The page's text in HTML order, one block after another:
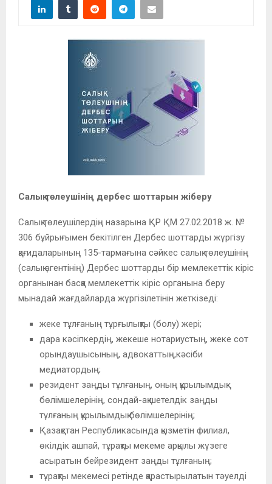
Салық төлеушінің дербес шоттарын жіберу
Салық төлеушілердің назарына ҚР ҚМ 27.02.2018 ж. №
306 бұйрығымен бекітілген Дербес шоттарды жүргізу
қағидаларының 135-тармағына сәйкес салық төлеушінің
(салық агентінің) Дербес шоттарды бір мемлекеттік кіріс
органынан басқа мемлекеттік кіріс органына беру
мынадай жағдайларда жүргізілетінін жеткізеді:
жеке тұлғаның тұрғылықты (болу) жері;
дара кәсіпкердің, жекеше нотариустың, жеке сот
орындаушысының, адвокаттың,кәсіби
медиатордың;
резидент заңды тұлғаның, оның құрылымдық
бөлімшелерінің, сондай-ақ шетелдік заңды
тұлғаның құрылымдық бөлімшелерінің;
Қазақстан Республикасында қызметін филиал,
өкілдік ашпай, тұрақты мекеме арқылы жүзеге
асыратын бейрезидент заңды тұлғаның;
тұрақты мекемесі ретінде қарастырылатын тәуелді